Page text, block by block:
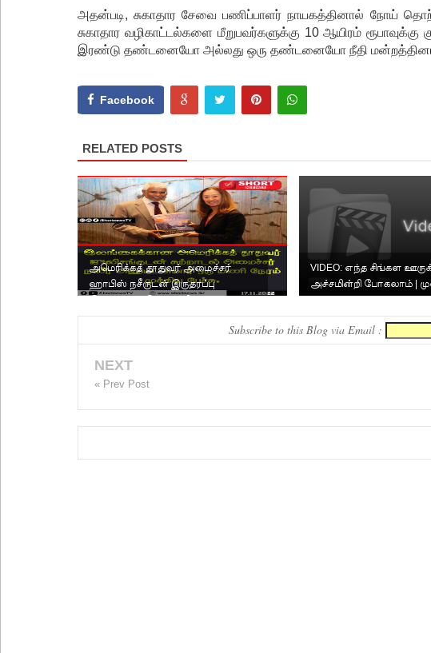
அதன்படி, சுகாதார சேவை பணிப்பாளர் நாயகத்தினால் நோய்
சுகாதார வழிகாட்டல்களை மீறுபவர்களுக்கு 10 ஆயிரம்
இரண்டு தண்டனையோ அல்லது ஒரு தண்டனையோ நீதி மன்றத்தினால்
Facebook
RELATED POSTS
அமெரிக்கத் தூதுவர் அமைச்சர்
ஹாபிஸ் நசீருடன் இருதரப்பு
VIDEO: எந்த சிங்கள
அச்சமின்றி போகலாம் |
Subscribe to this Blog via Email :
NEXT
« Prev Post